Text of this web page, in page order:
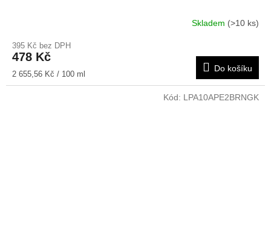
Skladem (>10 ks)
395 Kč bez DPH
478 Kč
Měrná
cena:
2 655,56 Kč / 100 ml
Do košíku
Kód: LPA10APE2BRNGK